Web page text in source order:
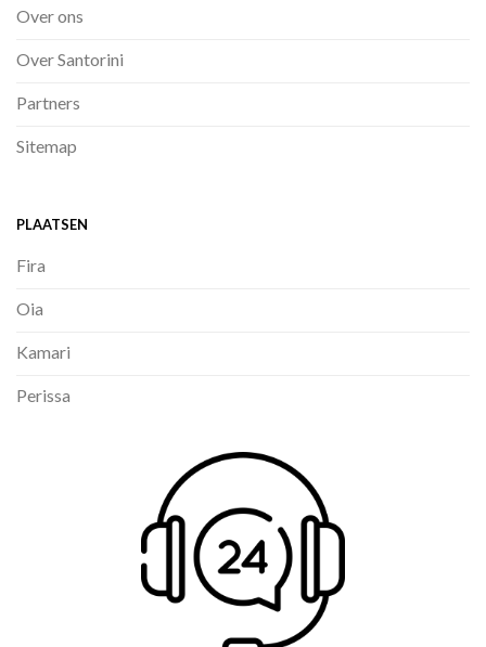
Over ons
Over Santorini
Partners
Sitemap
PLAATSEN
Fira
Oia
Kamari
Perissa